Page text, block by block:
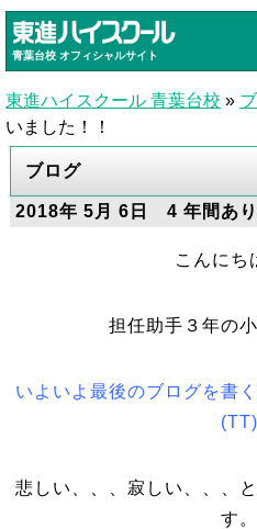
青葉台校 オフィシャルサイト
東進ハイスクール 青葉台校 »
いました！！
ブログ
2018年 5月 6日 4 年間あり
こんにち
担任助手３年の
いよいよ最後のブログを書
(TT)
悲しい、、、寂しい、、、
す。